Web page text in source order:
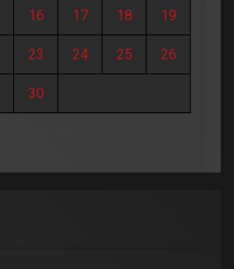
16 17 18 19
23 24 25 26
30